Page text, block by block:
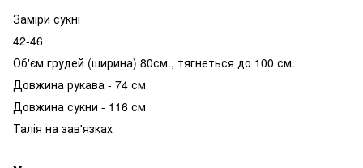
Заміри сукні
42-46
Об'єм грудей (ширина) 80см., тягнеться до 100 см.
Довжина рукава - 74 см
Довжина сукни - 116 см
Талія на зав'язках